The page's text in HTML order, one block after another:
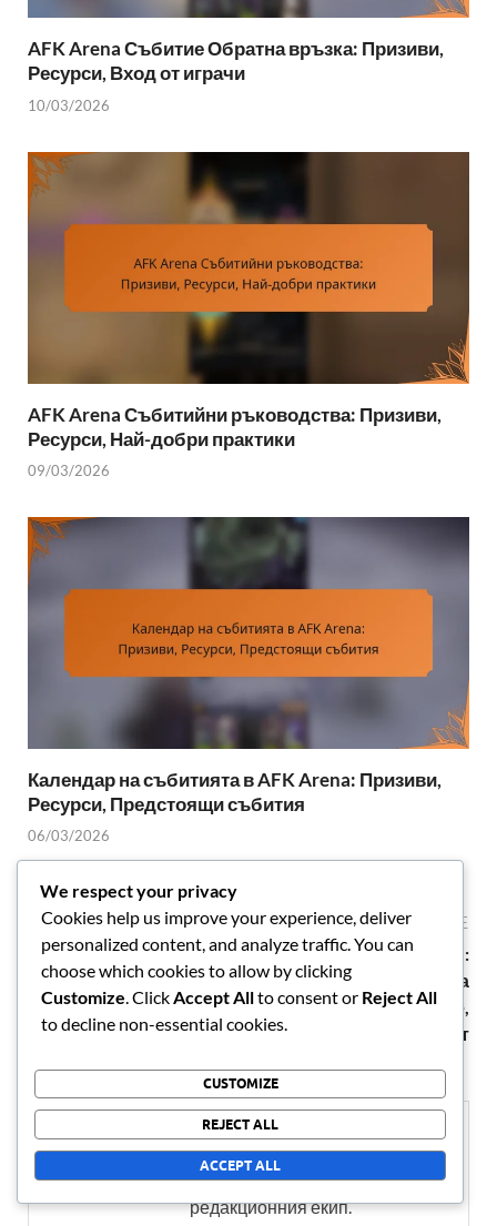
AFK Arena Събитие Обратна връзка: Призиви,
Ресурси, Вход от играчи
10/03/2026
AFK Arena Събитийни ръководства: Призиви,
Ресурси, Най-добри практики
09/03/2026
Календар на събитията в AFK Arena: Призиви,
Ресурси, Предстоящи събития
06/03/2026
PREVIOUS ARTICLE
AFK Arena VIP
ексклузиви: Диаманти,
Свитъци, Уникални
оферти
NEXT ARTICLE
AFK Arena VIP стратегии:
Максимизиране на
бонусите, Планиране,
Ефективност
About администратор
Съдържание, публикувано от
редакционния екип.
We respect your privacy
Cookies help us improve your experience, deliver
personalized content, and analyze traffic. You can
choose which cookies to allow by clicking
Customize . Click Accept Allto consent or Reject All
to decline non-essential cookies.
CUSTOMIZE
REJECT ALL
ACCEPT ALL